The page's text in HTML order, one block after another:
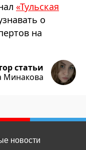
«Тульская
о
на
статьи
Минакова
новости